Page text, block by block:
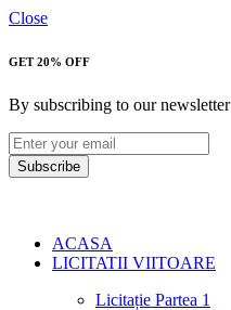
Close
GET 20% OFF
By subscribing to our newsletter
Subscribe
ACASA
LICITATII VIITOARE
Licitație Partea 1